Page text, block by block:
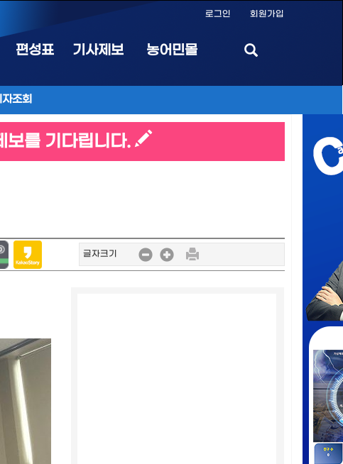
로그인 회원가입
편성표 기사제보 농어민몰
자조회
를 기다립니다.
글자크기